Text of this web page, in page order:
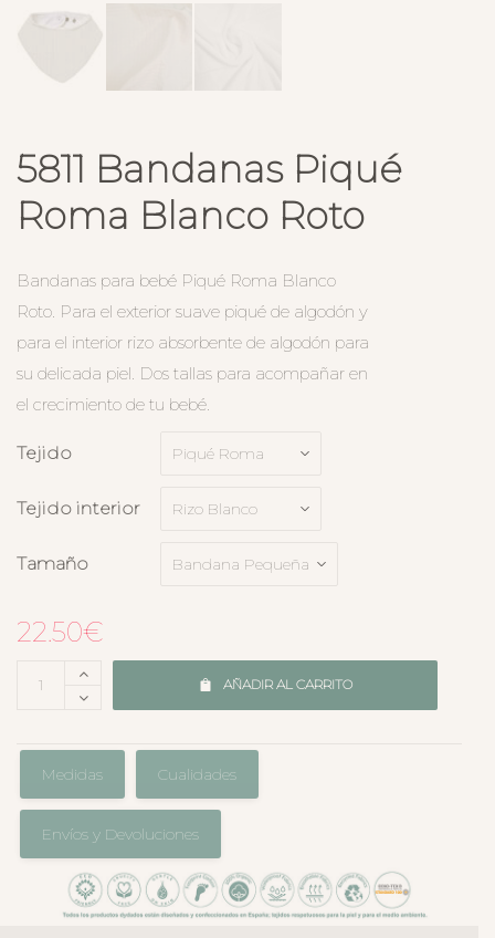
5811 Bandanas Piqué
Roma Blanco Roto
Bandanas para bebé Piqué Roma Blanco
Roto. Para el exterior suave piqué de algodón y
para el interior rizo absorbente de algodón para
su delicada piel. Dos tallas para acompañar en
el crecimiento de tu bebé.
Tejido
Tejido interior
Tamaño
22.50€
AÑADIR AL CARRITO
Medidas Cualidades
Envíos y Devoluciones